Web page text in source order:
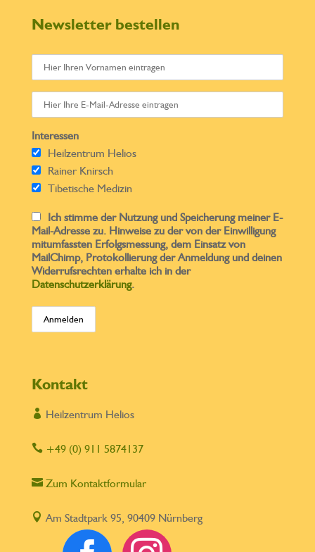
Newsletter bestellen
Interessen
Heilzentrum Helios
Rainer Knirsch
Tibetische Medizin
Ich stimme der Nutzung und Speicherung meiner E-
Mail-Adresse zu. Hinweise zu der von der Einwilligung
mitumfassten Erfolgsmessung, dem Einsatz von
MailChimp, Protokollierung der Anmeldung und deinen
Widerrufsrechten erhalte ich in der
Datenschutzerklärung.
Kontakt
 Heilzentrum Helios
+49 (0) 911 5874137
Zum Kontaktformular
 Am Stadtpark 95, 90409 Nürnberg